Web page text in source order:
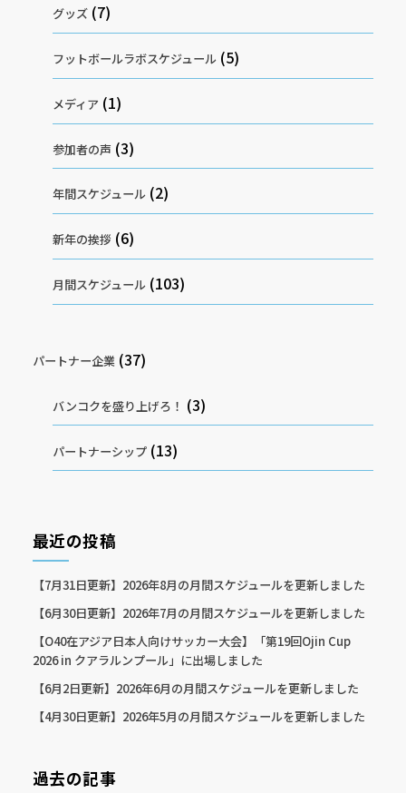
グッズ (7)
フットボールラボスケジュール (5)
メディア (1)
参加者の声 (3)
年間スケジュール (2)
新年の挨拶 (6)
月間スケジュール (103)
パートナー企業 (37)
バンコクを盛り上げろ！ (3)
パートナーシップ (13)
最近の投稿
【7月31日更新】2026年8月の月間スケジュールを更新しました
【6月30日更新】2026年7月の月間スケジュールを更新しました
【O40在アジア日本人向けサッカー大会】「第19回Ojin Cup
2026 in クアラルンプール」に出場しました
【6月2日更新】2026年6月の月間スケジュールを更新しました
【4月30日更新】2026年5月の月間スケジュールを更新しました
過去の記事